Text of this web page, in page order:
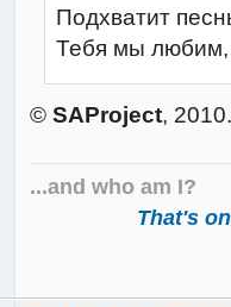
Подхватит
Тебя мы
© SAProject, 2010.
...and who am I?
That's